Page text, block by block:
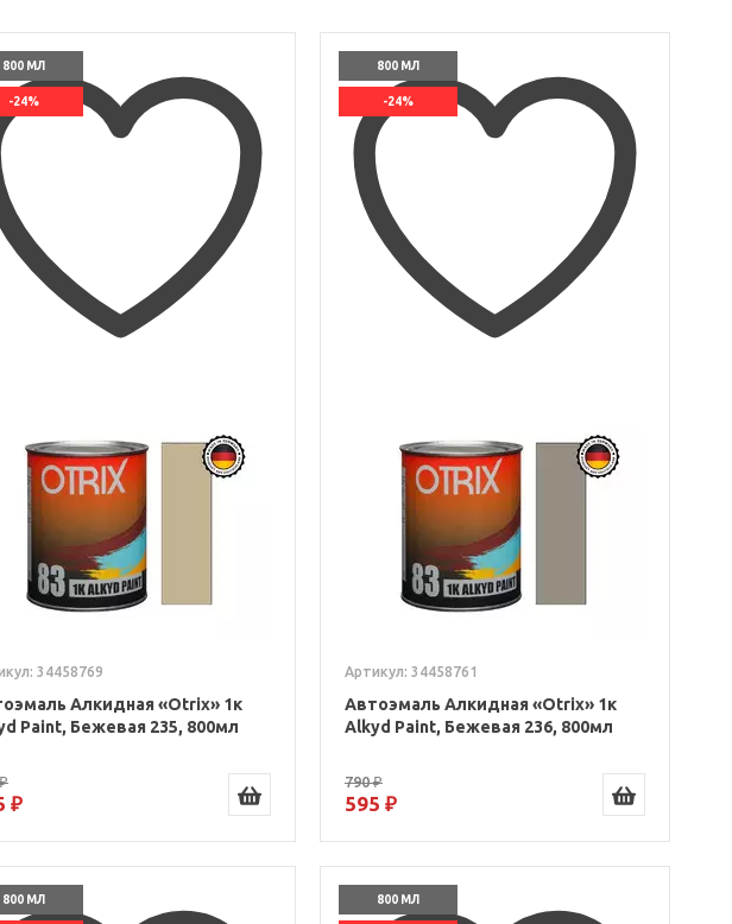
800 МЛ
-24%
34458769
Алкидная «Otrix» 1к
Paint, Бежевая 235, 800мл
₽
800 МЛ
-24%
Артикул: 34458761
Автоэмаль Алкидная «Otrix» 1к
Alkyd Paint, Бежевая 236, 800мл
790 ₽
595 ₽
800 МЛ 800 МЛ